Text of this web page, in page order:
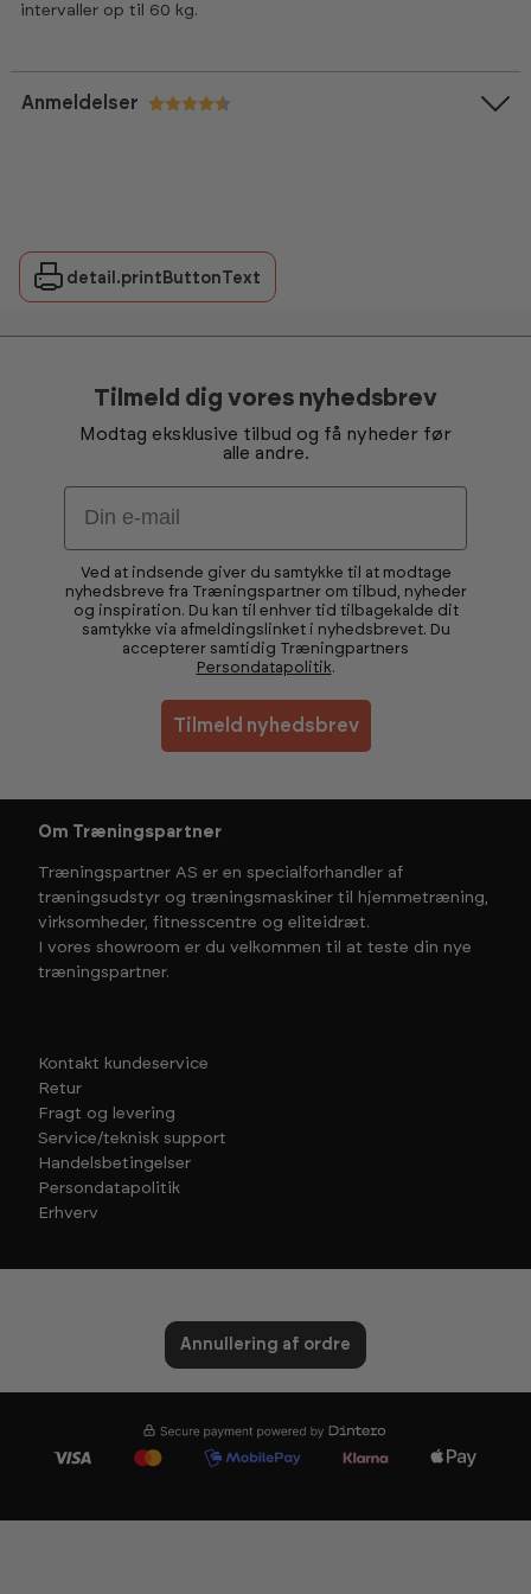
intervaller op til 60 kg.
Anmeldelser
detail.printButtonText
Tilmeld dig vores nyhedsbrev
Modtag eksklusive tilbud og få nyheder før
alle andre.
Email
Ved at indsende giver du samtykke til at modtage
nyhedsbreve fra Træningspartner om tilbud, nyheder
og inspiration. Du kan til enhver tid tilbagekalde dit
samtykke via afmeldingslinket i nyhedsbrevet. Du
accepterer samtidig Træningpartners
Persondatapolitik.
Tilmeld nyhedsbrev
Om Træningspartner
Træningspartner AS er en specialforhandler af
træningsudstyr og træningsmaskiner til hjemmetræning,
virksomheder, fitnesscentre og eliteidræt.
I vores showroom er du velkommen til at teste din nye
træningspartner.
Kontakt kundeservice
Retur
Fragt og levering
Service/teknisk support
Handelsbetingelser
Persondatapolitik
Erhverv
Annullering af ordre